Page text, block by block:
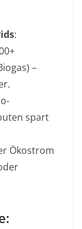
:
–
.
spart
Ökostrom